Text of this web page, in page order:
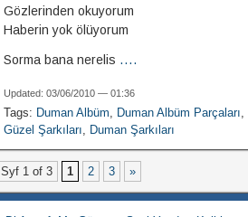
Gözlerinden okuyorum
Haberin yok ölüyorum
Sorma bana nerelis ....
Updated: 03/06/2010 — 01:36
Tags: Duman Albüm, Duman Albüm Parçaları,
Güzel Şarkıları, Duman Şarkıları
Syf 1 of 3 1 2 3 »